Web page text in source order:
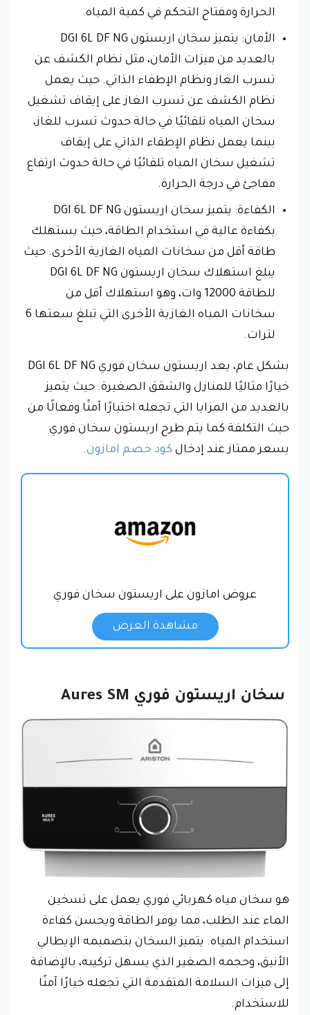
الحرارة ومفتاح التحكم في كمية المياه.
الأمان: يتميز سخان اريستون DGI 6L DF NG
بالعديد من ميزات الأمان، مثل نظام الكشف عن
تسرب الغاز ونظام الإطفاء الذاتي. حيث يعمل
نظام الكشف عن تسرب الغاز على إيقاف تشغيل
سخان المياه تلقائيًا في حالة حدوث تسرب للغاز،
بينما يعمل نظام الإطفاء الذاتي على إيقاف
تشغيل سخان المياه تلقائيًا في حالة حدوث ارتفاع
مفاجئ في درجة الحرارة.
الكفاءة: يتميز سخان اريستون DGI 6L DF NG
بكفاءة عالية في استخدام الطاقة، حيث يستهلك
طاقة أقل من سخانات المياه الغازية الأخرى. حيث
يبلغ استهلاك سخان اريستون DGI 6L DF NG
للطاقة 12000 وات، وهو استهلاك أقل من
سخانات المياه الغازية الأخرى التي تبلغ سعتها 6
لترات.
بشكل عام، يعد اريستون سخان فوري DGI 6L DF NG
خيارًا مثاليًا للمنازل والشقق الصغيرة. حيث يتميز
بالعديد من المزايا التي تجعله اختيارًا آمنًا وفعالًا من
حيث التكلفة كما يتم طرح اريستون سخان فوري
بسعر ممتاز عند إدخال كود خصم امازون.
عروض امازون على اريستون سخان فوري
مشاهدة العرض
سخان اريستون فوري Aures SM
هو سخان مياه كهربائي فوري يعمل على تسخين
الماء عند الطلب، مما يوفر الطاقة ويحسن كفاءة
استخدام المياه. يتميز السخان بتصميمه الإيطالي
الأنيق، وحجمه الصغير الذي يسهل تركيبه، بالإضافة
إلى ميزات السلامة المتقدمة التي تجعله خيارًا آمنًا
للاستخدام.